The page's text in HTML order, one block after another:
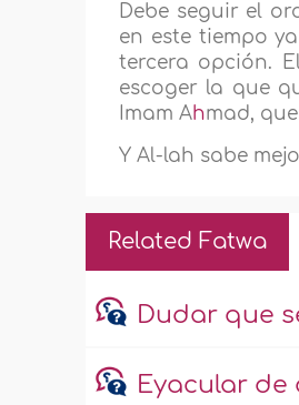
Debe seguir el
en este tiempo
tercera opción.
escoger la que
Imam Ahmad,
Y Al-lah sabe
Related Fatwa
Dudar que
Eyacular de